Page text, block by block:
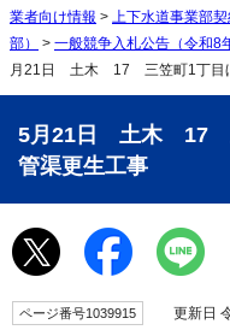
業者向け情報 > 上下水道事業部
部）
> 一般競争入札公告（令和8
月21日 土木 17 三笠町1丁目
5月21日 土木 17
管渠更生工事
ページ番号1039915 更新日